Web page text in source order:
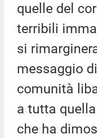
quelle del
terribili
si
messaggio
comunità
a tutta
che ha